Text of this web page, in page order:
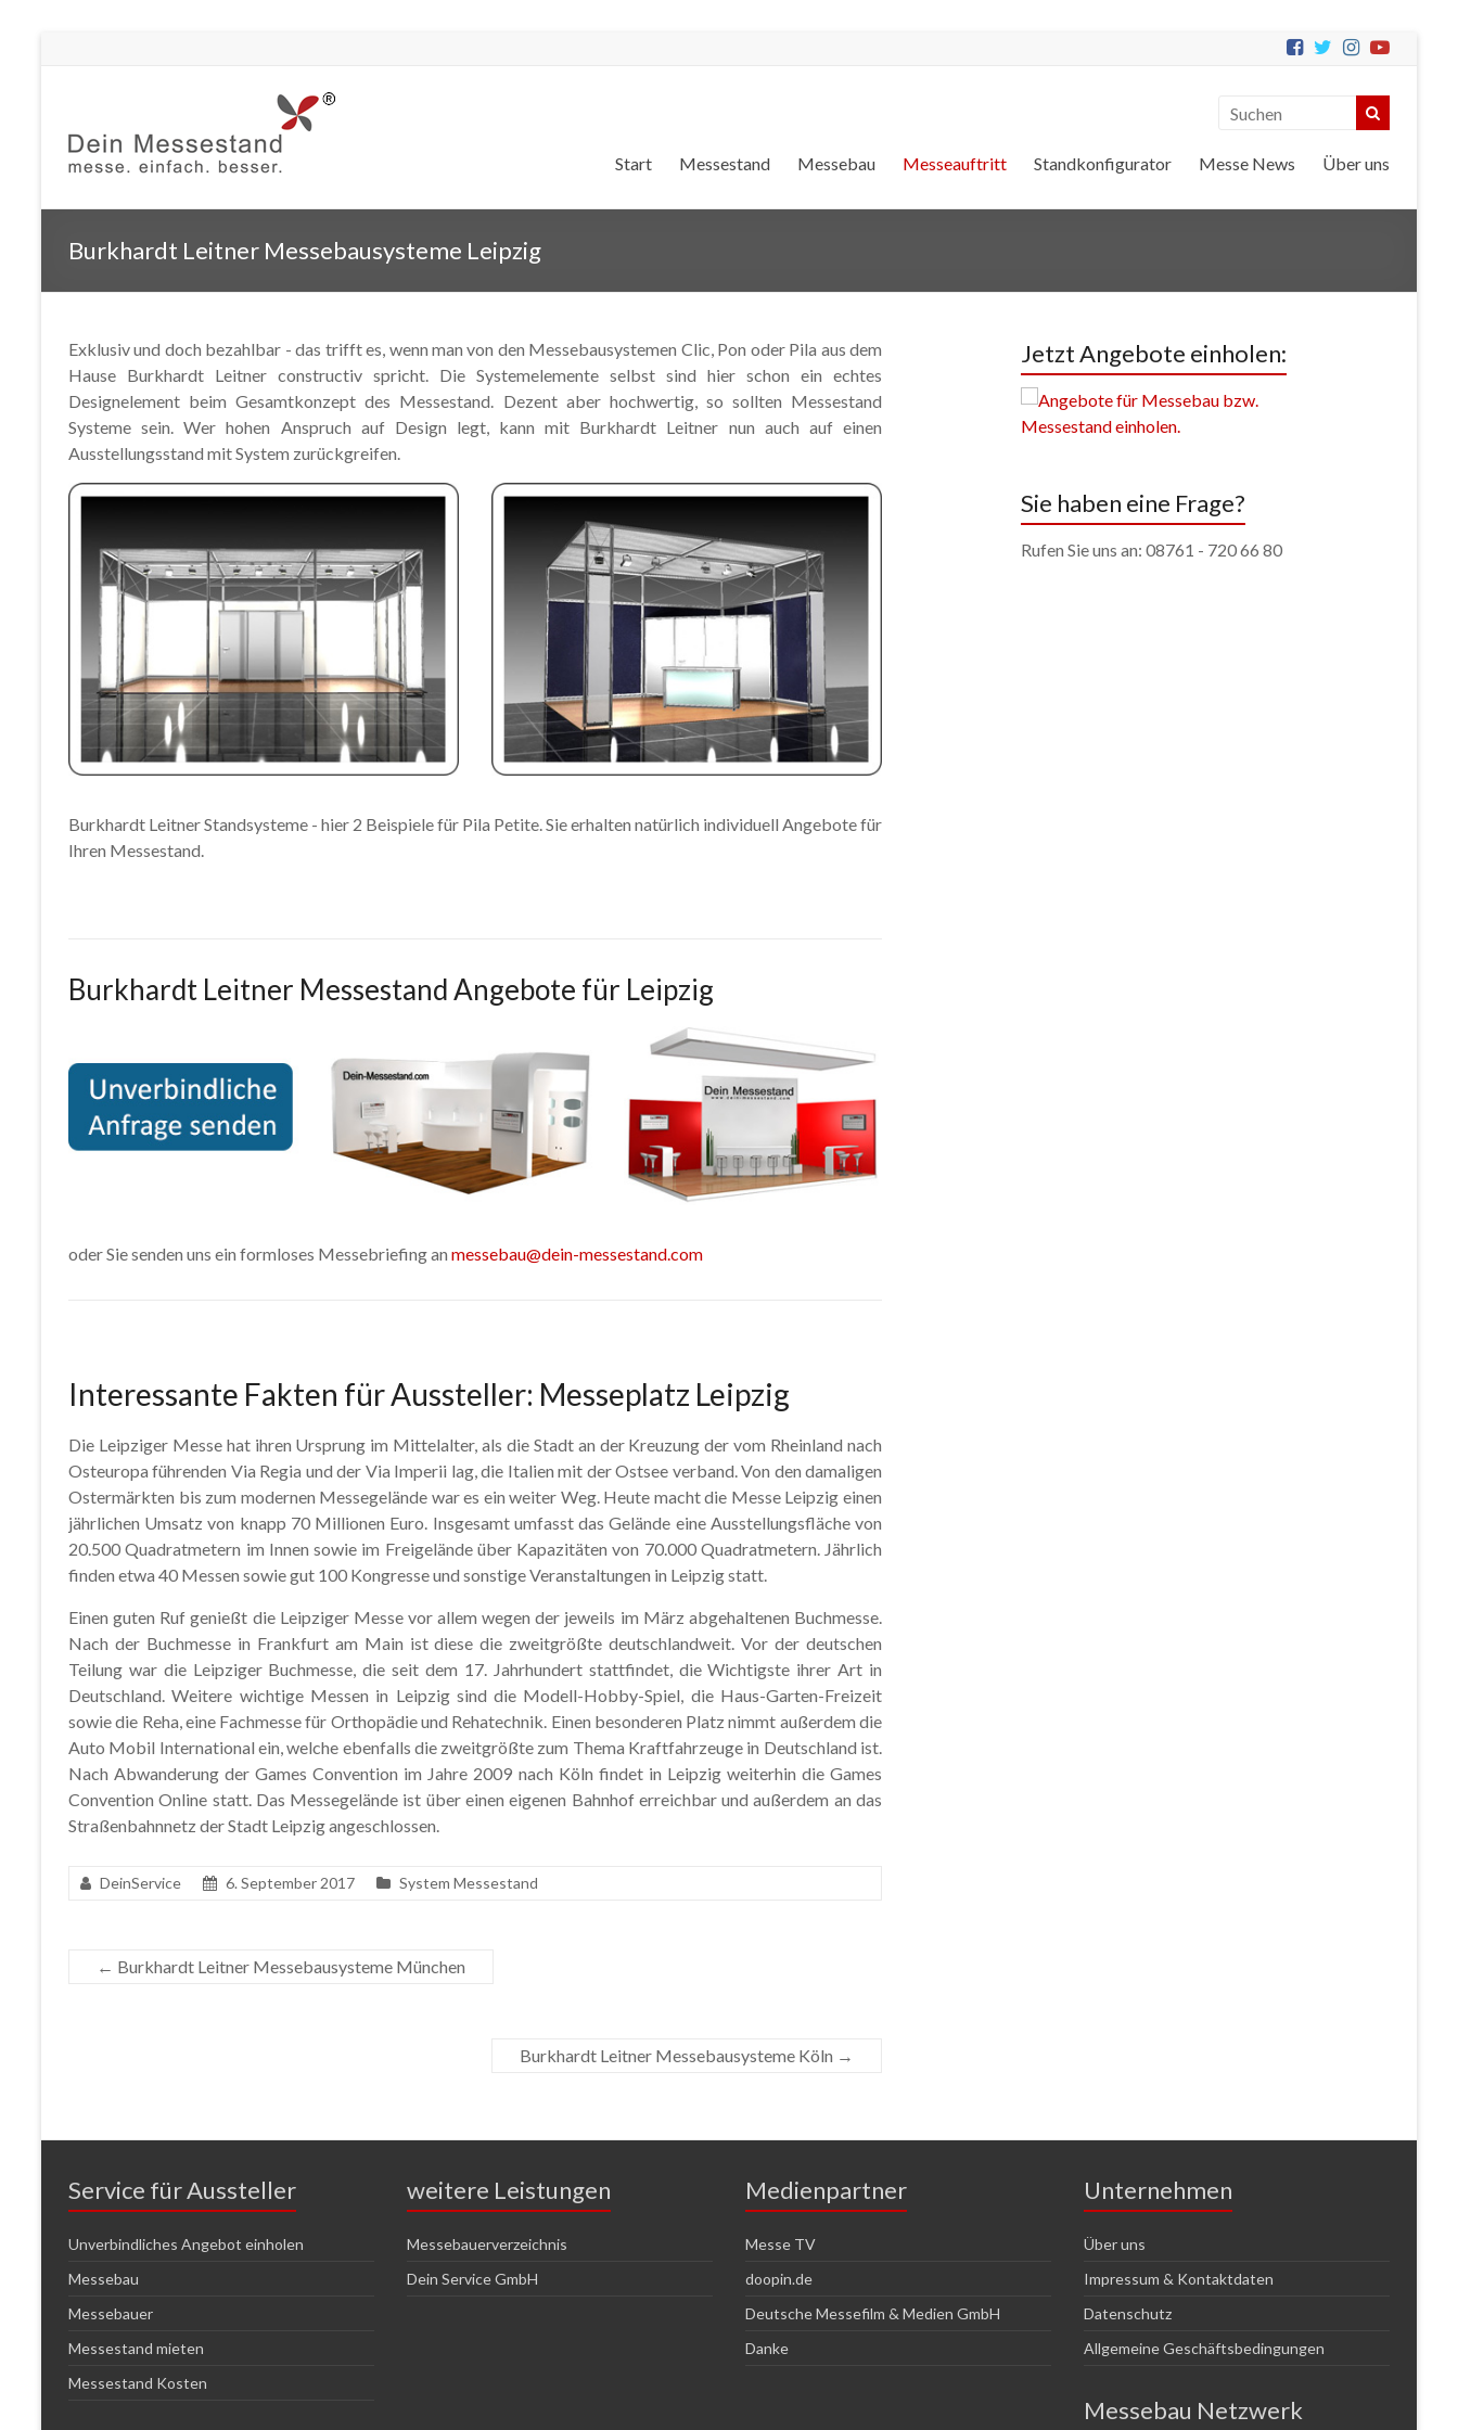
Start Messestand Messebau Messeauftritt Standkonfigurator Messe News Über uns
Burkhardt Leitner Messebausysteme Leipzig
Exklusiv und doch bezahlbar - das trifft es, wenn man von den Messebausystemen Clic, Pon oder Pila aus dem
Hause Burkhardt Leitner constructiv spricht. Die Systemelemente selbst sind hier schon ein echtes
Designelement beim Gesamtkonzept des Messestand. Dezent aber hochwertig, so sollten Messestand
Systeme sein. Wer hohen Anspruch auf Design legt, kann mit Burkhardt Leitner nun auch auf einen
Ausstellungsstand mit System zurückgreifen.
Burkhardt Leitner Standsysteme - hier 2 Beispiele für Pila Petite. Sie erhalten natürlich individuell Angebote für
Ihren Messestand.
Burkhardt Leitner Messestand Angebote für Leipzig
oder Sie senden uns ein formloses Messebriefing an messebau@dein-messestand.com
Interessante Fakten für Aussteller: Messeplatz Leipzig
Die Leipziger Messe hat ihren Ursprung im Mittelalter, als die Stadt an der Kreuzung der vom Rheinland nach
Osteuropa führenden Via Regia und der Via Imperii lag, die Italien mit der Ostsee verband. Von den damaligen
Ostermärkten bis zum modernen Messegelände war es ein weiter Weg. Heute macht die Messe Leipzig einen
jährlichen Umsatz von knapp 70 Millionen Euro. Insgesamt umfasst das Gelände eine Ausstellungsfläche von
20.500 Quadratmetern im Innen sowie im Freigelände über Kapazitäten von 70.000 Quadratmetern. Jährlich
finden etwa 40 Messen sowie gut 100 Kongresse und sonstige Veranstaltungen in Leipzig statt.
Einen guten Ruf genießt die Leipziger Messe vor allem wegen der jeweils im März abgehaltenen Buchmesse.
Nach der Buchmesse in Frankfurt am Main ist diese die zweitgrößte deutschlandweit. Vor der deutschen
Teilung war die Leipziger Buchmesse, die seit dem 17. Jahrhundert stattfindet, die Wichtigste ihrer Art in
Deutschland. Weitere wichtige Messen in Leipzig sind die Modell-Hobby-Spiel, die Haus-Garten-Freizeit
sowie die Reha, eine Fachmesse für Orthopädie und Rehatechnik. Einen besonderen Platz nimmt außerdem die
Auto Mobil International ein, welche ebenfalls die zweitgrößte zum Thema Kraftfahrzeuge in Deutschland ist.
Nach Abwanderung der Games Convention im Jahre 2009 nach Köln findet in Leipzig weiterhin die Games
Convention Online statt. Das Messegelände ist über einen eigenen Bahnhof erreichbar und außerdem an das
Straßenbahnnetz der Stadt Leipzig angeschlossen.
DeinService 6. September 2017 System Messestand
← Burkhardt Leitner Messebausysteme München
Burkhardt Leitner Messebausysteme Köln →
Jetzt Angebote einholen:
Sie haben eine Frage?
Rufen Sie uns an: 08761 - 720 66 80
Service für Aussteller
Unverbindliches Angebot einholen
Messebau
Messebauer
Messestand mieten
Messestand Kosten
weitere Leistungen
Messebauerverzeichnis
Dein Service GmbH
Medienpartner
Messe TV
doopin.de
Deutsche Messefilm & Medien GmbH
Danke
Unternehmen
Über uns
Impressum & Kontaktdaten
Datenschutz
Allgemeine Geschäftsbedingungen
Messebau Netzwerk